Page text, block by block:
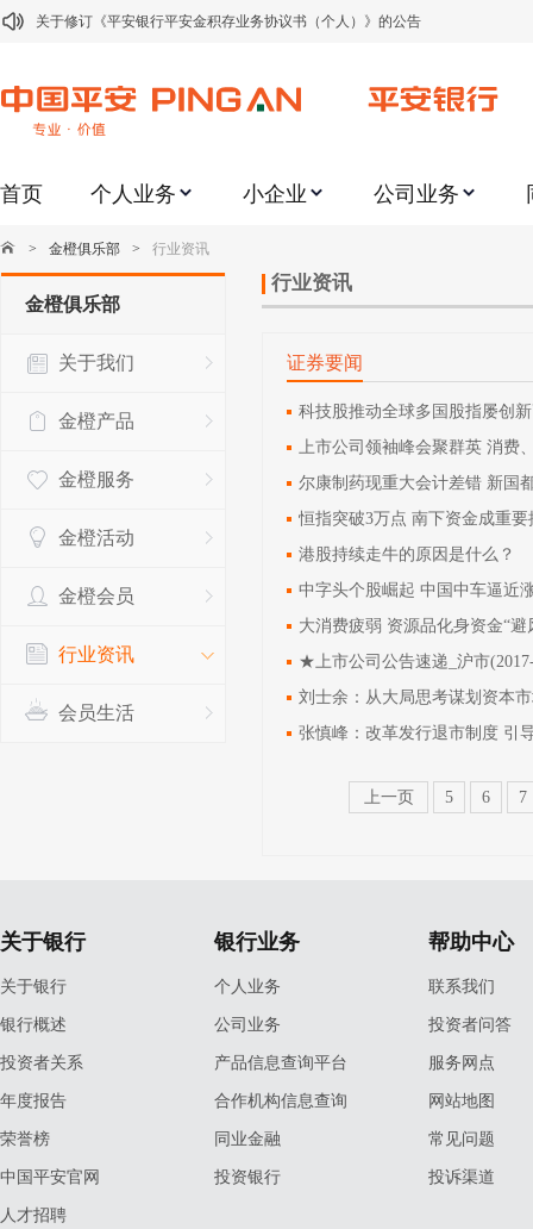
关于修订《平安银行平安金积存业务协议书（个人）》的公告
关于2021年劳动节期间代理贵金属业务风险提示的通知
关于加强代理贵金属业务风险防范的提示
关于进一步加强代理贵金属业务风险防范的提示
关于平安银行电子版信用卡更名为平安银行数字信用卡的公告
关于调整存量首套住房贷款利率的公告
首页 个人业务 小企业 公司业务
> 金橙俱乐部 > 行业资讯
金橙俱乐部
关于我们
金橙产品
金橙服务
金橙活动
金橙会员
行业资讯
会员生活
行业资讯
证券要闻
科技股推动全球多国股指屡创
上市公司领袖峰会聚群英 消费
尔康制药现重大会计差错 新国
恒指突破3万点 南下资金成重要
港股持续走牛的原因是什么？
中字头个股崛起 中国中车逼近
大消费疲弱 资源品化身资金“避
★上市公司公告速递_沪市
刘士余：从大局思考谋划资本
张慎峰：改革发行退市制度 引
上一页 5 6 7
关于银行
关于银行
银行概述
投资者关系
年度报告
荣誉榜
中国平安官网
人才招聘
银行业务
个人业务
公司业务
产品信息查询平台
合作机构信息查询
同业金融
投资银行
帮助中心
联系我们
投资者问答
服务网点
网站地图
常见问题
投诉渠道